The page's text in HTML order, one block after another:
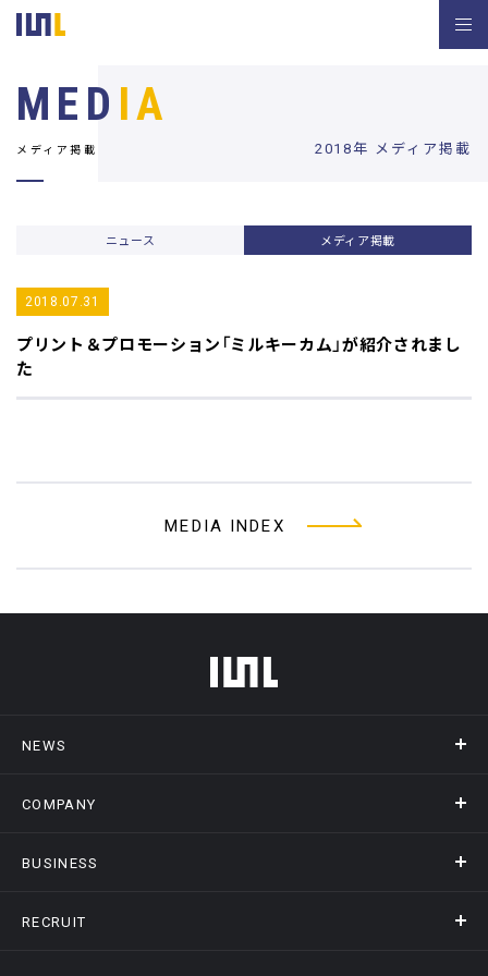
2018年 メディア掲載
MED IA
メディア掲載
ニュース メディア掲載
2018.07.31
プリント＆プロモーション 「ミルキーカム」が紹介されまし
た
MEDIA INDEX
フッターメニュー
NEWS
ニュース
COMPANY
会社概要
BUSINESS
事業情報トップ
RECRUIT